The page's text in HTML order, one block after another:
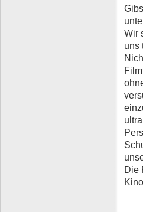
Wir
uns
Die